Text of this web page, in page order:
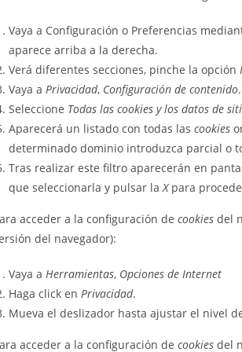
Vaya a Configuración o Preferencias
aparece arriba a la derecha.
Verá diferentes secciones, pinche la opción
Vaya a Privacidad, Configuración de contenido.
Seleccione Todas las cookies y los datos de
Aparecerá un listado con todas las cookies
determinado dominio introduzca parcial o
Tras realizar este filtro aparecerán en
que seleccionarla y pulsar laXpara
acceder a la configuración de cookies del
del navegador):
Vaya a Herramientas, Opciones de Internet
Haga click en Privacidad.
Mueva el deslizador hasta ajustar el nivel
acceder a la configuración de cookies del